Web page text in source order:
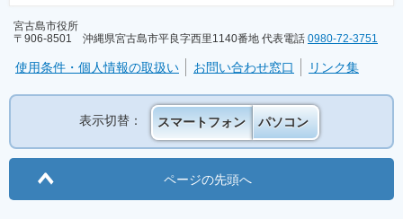
宮古島市役所
〒906-8501 沖縄県宮古島市平良字西里1140番地 代表電話 0980-72-3751
使用条件・個人情報の取扱い お問い合わせ窓口 リンク集
表示切替： スマートフォン パソコン
ページの先頭へ